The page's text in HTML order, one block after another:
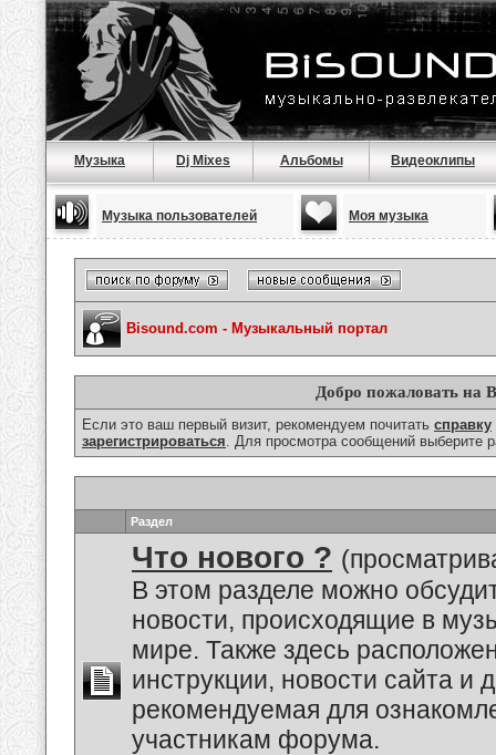
Музыка Dj Mixes Альбомы Видеоклипы
Музыка пользователей Моя музыка
Bisound.com - Музыкальный портал
Добро пожаловать на
Если это ваш первый визит, рекомендуем почитать справку
зарегистрироваться. Для просмотра сообщений выберите
Раздел
Что нового ?
В этом разделе можно
новости, происходящие в
мире. Также здесь
инструкции, новости сайта и
рекомендуемая для
участникам форума.